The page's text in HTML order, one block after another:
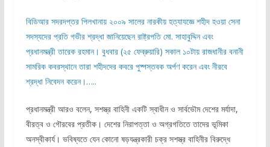
বিডিআর সদরদপ্তর পিলখানায় ২০০৯ সালের নারকীয় হত্যাযজ্ঞে শহীদ হওয়া সেনা
সদস্যদের প্রতি গভীর শ্রদ্ধা জানিয়েছেন রাষ্ট্রপতি মো. সাহাবুদ্দিন এবং
প্রধানমন্ত্রী তারেক রহমান। বুধবার (২৫ ফেব্রুয়ারি) সকাল ১০টায় রাজধানীর বনানী
সামরিক কবরস্থানে তারা শহীদদের কবরে পুষ্পস্তবক অর্পণ করেন এবং নীরবে
শ্রদ্ধা নিবেদন করেন।…..
প্রধানমন্ত্রী আরও বলেন, সশস্ত্র বাহিনী একটি স্বাধীন ও সার্বভৌম দেশের মর্যাদা,
বীরত্ব ও গৌরবের প্রতীক। দেশের নিরাপত্তা ও অগ্রগতিতে তাদের ভূমিকা
অনস্বীকার্য। ভবিষ্যতে যেন কোনো ষড়যন্ত্রকারী চক্র সশস্ত্র বাহিনীর বিরুদ্ধে